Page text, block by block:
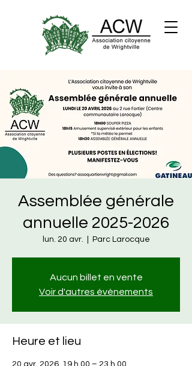
Assemblée générale
annuelle 2025-2026
lun. 20 avr. Parc Larocque
Aucun billet en vente
Voir d'autres événements
Heure et lieu
20 avr. 2026, 19 h 00 – 23 h 00